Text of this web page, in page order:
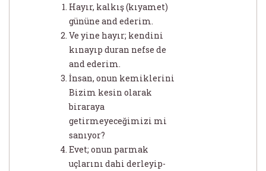
Hayır, kalkış (kıyamet)
gününe and ederim.
Ve yine hayır; kendini
kınayıp duran nefse de
and ederim.
İnsan, onun kemiklerini
Bizim kesin olarak
biraraya
getirmeyeceğimizi mi
sanıyor?
Evet; onun parmak
uçlarını dahi derleyip-